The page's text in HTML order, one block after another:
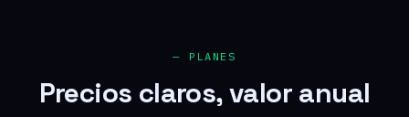
— PLANES
Precios claros, valor anual